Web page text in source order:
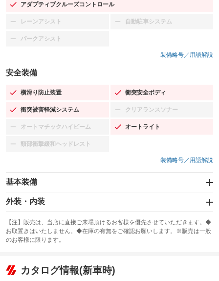
アダプティブクルーズコントロール
：装備あり
レーンアシスト
：装備なし 自動駐車システム
：装備なし
パークアシスト
：装備なし
装備略号／用語解説
安全装備
横滑り防止装置
：装備あり 衝突安全ボディ
：装備あり
衝突被害軽減システム
：装備あり クリアランスソナー
：装備なし
オートマチックハイビーム
：装備なし オートライト
：装備あり
頸部衝撃緩和ヘッドレスト
：装備なし
装備略号／用語解説
基本装備
エアバッグ：運転席/助手席/サイド
：装備あり
：装備なし
サンルーフ
：装備なし ABS
リフトアップ
：装備なし
外装・内装
カーナビ：SDナビ
：装備あり
TV：フルセグ
：装備あり
ビジュアル：-／DVD再生
：装備あり
【注】販売は、当店に直接ご来場頂けるお客様を優先させていただきます。◆
お取置きはいたしません。◆在庫の有無をご確認お願いします。※販売は一般
のお客様に限ります。
カタログ情報(新車時)